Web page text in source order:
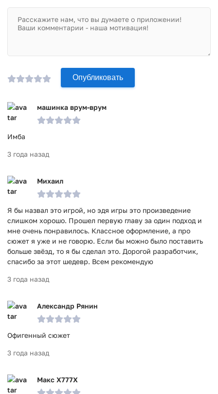
Опубликовать
машинка врум-врум
Имба
3 года назад
Михаил
Я бы назвал это игрой, но эдя игры это произведение
слишком хорошо. Прошел первую главу за один подход и
мне очень понравилось. Классное оформление, а про
сюжет я уже и не говорю. Если бы можно было поставить
больше звёзд, то я бы сделал это. Дорогой разработчик,
спасибо за этот шедевр. Всем рекомендую
3 года назад
Александр Рянин
Офигенный сюжет
3 года назад
Макс X777X